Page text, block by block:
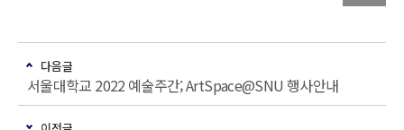
다음글
서울대학교 2022 예술주간; ArtSpace@SNU 행사안내